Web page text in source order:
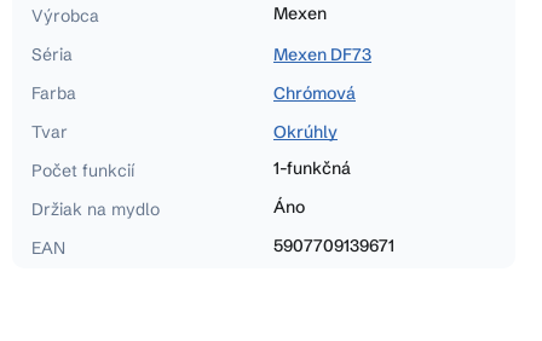
Výrobca
Mexen
Séria
Mexen DF73
Farba
Chrómová
Tvar
Okrúhly
Počet funkcií
1-funkčná
Držiak na mydlo
Áno
EAN
5907709139671